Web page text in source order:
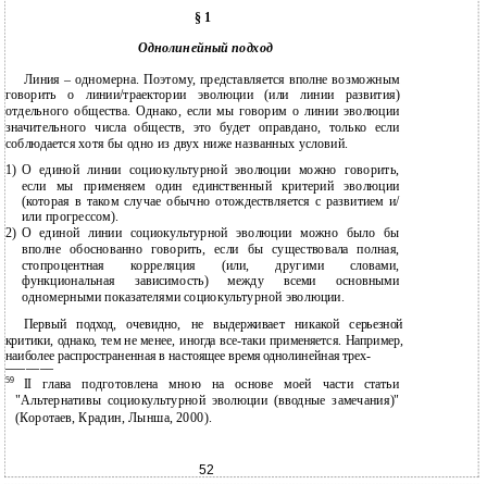
§ 1
Однолинейный подход
Линия – одномерна. Поэтому, представляется вполне возможным
говорить о линии/траектории эволюции (или линии развития)
отдельного общества. Однако, если мы говорим о линии эволюции
значительного числа обществ, это будет оправдано, только если
соблюдается хотя бы одно из двух ниже названных условий.
1) О единой линии социокультурной эволюции можно говорить,
если мы применяем один единственный критерий эволюции
(которая в таком случае обычно отождествляется с развитием и/
или прогрессом).
2) О единой линии социокультурной эволюции можно было бы
вполне обоснованно говорить, если бы существовала полная,
стопроцентная корреляция (или, другими словами,
функциональная зависимость) между всеми основными
одномерными показателями социокультурной эволюции.
Первый подход, очевидно, не выдерживает никакой серьезной
критики, однако, тем не менее, иногда все-таки применяется. Например,
наиболее распространенная в настоящее время однолинейная трех-
———————
59 II глава подготовлена мною на основе моей части статьи
"Альтернативы социокультурной эволюции (вводные замечания)"
(Коротаев, Крадин, Лынша, 2000).
52